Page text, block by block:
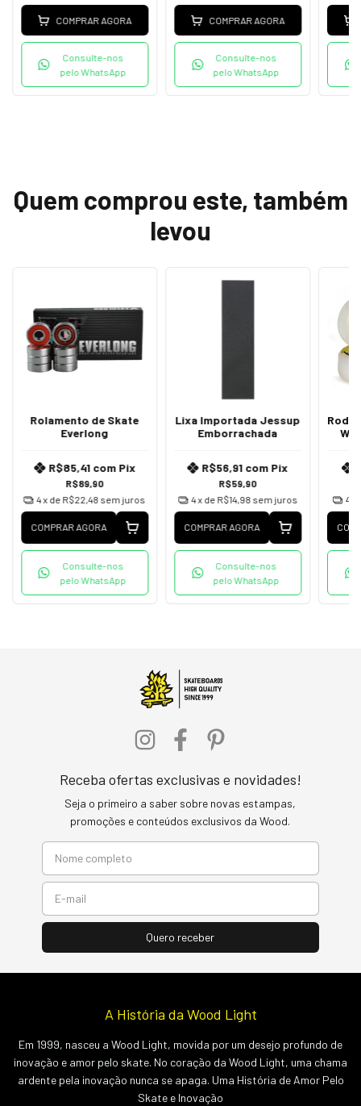
COMPRAR AGORA
Consulte-nos
pelo WhatsApp
COMPRAR AGORA
Consulte-nos
pelo WhatsApp
Quem comprou este, também
levou
Rolamento de Skate
Everlong
R$89,90
R$85,41 com Pix
4x de R$22,48 sem juros
COMPRAR AGORA
Consulte-nos
pelo WhatsApp
Lixa Importada Jessup
Emborrachada
R$59,90
R$56,91 com Pix
4x de R$14,98 sem juros
COMPRAR AGORA
Consulte-nos
pelo WhatsApp
Roda
4
Receba ofertas exclusivas e novidades!
Seja o primeiro a saber sobre novas estampas,
promoções e conteúdos exclusivos da Wood.
A História da Wood Light
Em 1999, nasceu a Wood Light, movida por um desejo profundo de
inovação e amor pelo skate. No coração da Wood Light, uma chama
ardente pela inovação nunca se apaga. Uma História de Amor Pelo
Skate e Inovação